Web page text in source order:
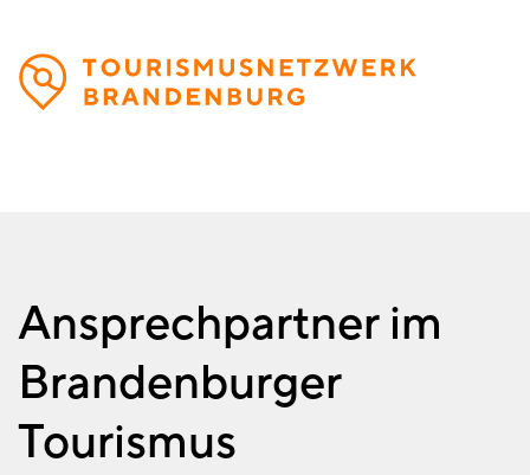
Direkt
zum
Inhalt
Ansprechpartner im
Brandenburger
Tourismus